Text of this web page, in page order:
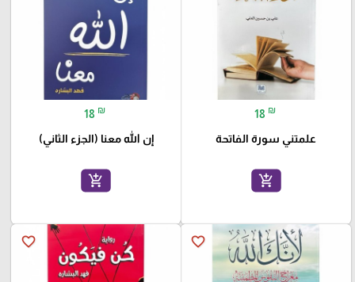
18 ₪
علمتني سورة الفاتحة
add_shopping_cart
18 ₪
إن الله معنا (الجزء الثاني)
add_shopping_cart
favorite_border
favorite_border